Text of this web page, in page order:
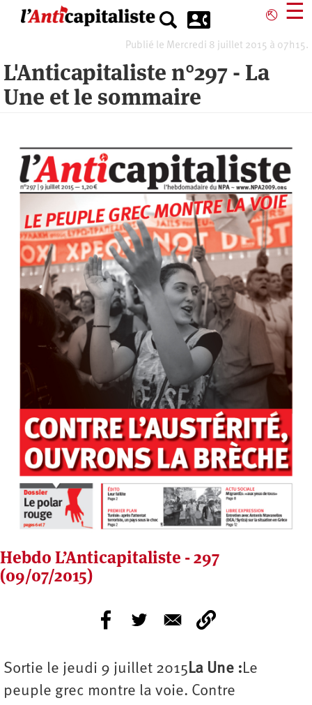
⎋ ☰
Publié le Mercredi 8 juillet 2015 à 07h15.
L'Anticapitaliste n°297 - La
Une et le sommaire
Hebdo L’Anticapitaliste - 297
(09/07/2015)
Sortie le jeudi 9 juillet 2015La Une :Le
peuple grec montre la voie. Contre